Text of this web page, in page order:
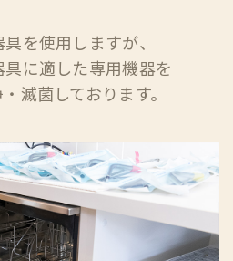
を使用しますが、
に適した専用機器を
滅菌しております。